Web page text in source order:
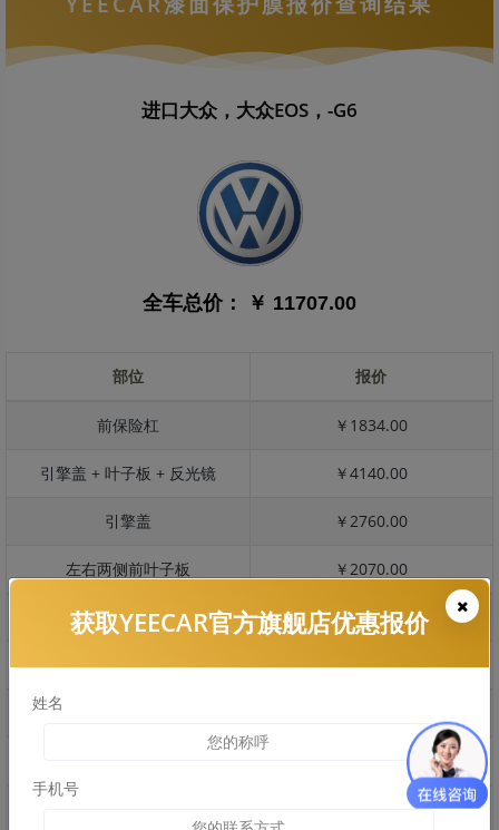
进口大众，大众EOS，-G6
全车总价： ￥ 11707.00
部位 报价
前保险杠 ￥1834.00
引擎盖 + 叶子板 + 反光镜 ￥4140.00
引擎盖 ￥2760.00
左右两侧前叶子板 ￥2070.00
反光镜 ￥414.00
后保险杠 ￥1729.00
￥1814.00
获取YEECAR官方旗舰店优惠报价
姓名
手机号